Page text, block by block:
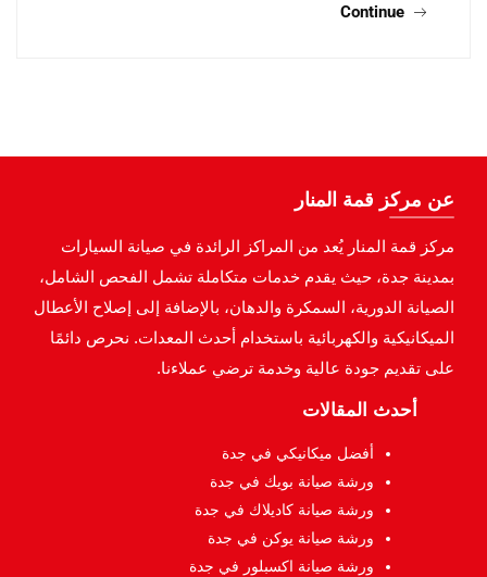
Continue
عن مركز قمة المنار
مركز قمة المنار يُعد من المراكز الرائدة في صيانة السيارات
بمدينة جدة، حيث يقدم خدمات متكاملة تشمل الفحص الشامل،
الصيانة الدورية، السمكرة والدهان، بالإضافة إلى إصلاح الأعطال
الميكانيكية والكهربائية باستخدام أحدث المعدات. نحرص دائمًا
على تقديم جودة عالية وخدمة ترضي عملاءنا.
أحدث المقالات
أفضل ميكانيكي في جدة
ورشة صيانة بويك في جدة
ورشة صيانة كاديلاك في جدة
ورشة صيانة يوكن في جدة
ورشة صيانة اكسبلور في جدة